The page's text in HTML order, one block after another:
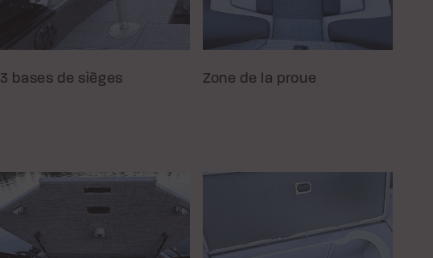
3 bases de sièges Zone de la proue